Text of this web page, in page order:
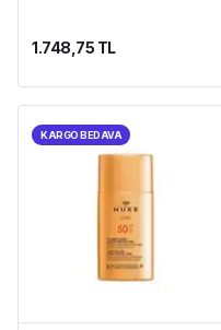
1.748,75 TL
KARGO BEDAVA